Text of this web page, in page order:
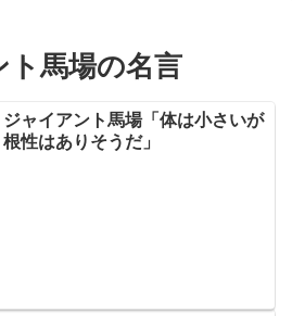
ト馬場の名言
ジャイアント馬場「体は小さいが
根性はありそうだ」